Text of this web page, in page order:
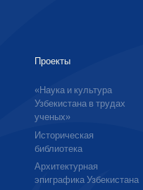
Проекты
«Наука и культура
Узбекистана в трудах
ученых»
Историческая
библиотека
Архитектурная
эпиграфика Узбекистана